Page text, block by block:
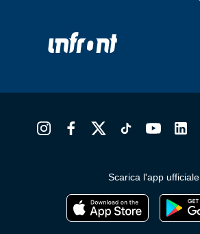
Scarica l'app ufficiale